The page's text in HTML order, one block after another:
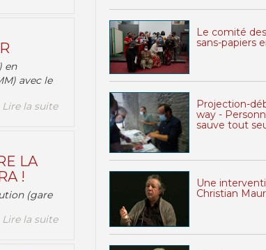
en
avec le
Lire la suite
LA
!
(gare
Lire la suite
Le comité
sans-papiers
Projection-
way -
sauve tout
Une
Christian